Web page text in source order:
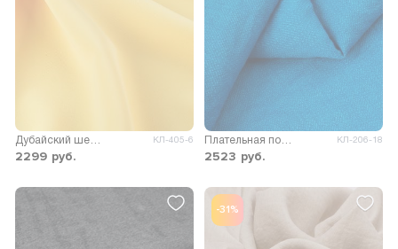
КЛ-405-6
2299 руб.
КЛ-206-18
2523 руб.
-31%